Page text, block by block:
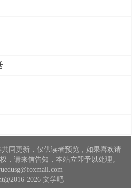
同更新，仅供读者预览，如果喜欢请
，请来信告知，本站立即予以处理。
2026 文学吧